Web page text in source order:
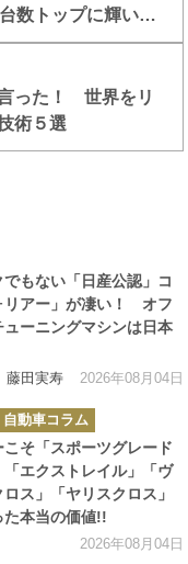
った！ 世界をリ
術５選
数トップに輝いた
もない「日産公認」コ
リアー」が凄い！ オフ
ーニングマシンは日本
田実寿 2026年08月04日
自動車コラム
そ「スポーツグレード
エクストレイル」「ヴ
ス」「ヤリスクロス」
た本当の価値!!
2026年08月04日